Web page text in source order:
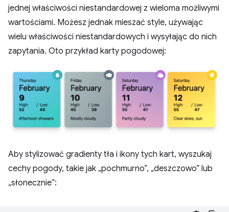
jednej właściwości niestandardowej z wieloma możliwymi
wartościami. Możesz jednak mieszać style, używając
wielu właściwości niestandardowych i wysyłając do nich
zapytania. Oto przykład karty pogodowej:
Aby stylizować gradienty tła i ikony tych kart, wyszukaj
cechy pogody, takie jak „pochmurno”, „deszczowo” lub
„słonecznie”: